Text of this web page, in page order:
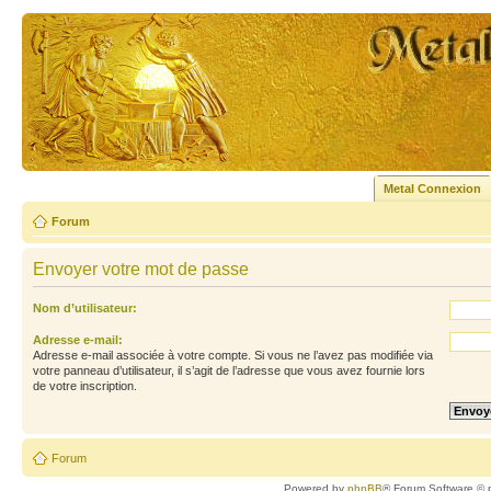
Metal Connexion
Forum
Envoyer votre mot de passe
Nom d’utilisateur:
Adresse e-mail:
Adresse e-mail associée à votre compte. Si vous ne l’avez pas modifiée via
votre panneau d’utilisateur, il s’agit de l’adresse que vous avez fournie lors
de votre inscription.
Forum
Powered byphpBB® Forum Software ©